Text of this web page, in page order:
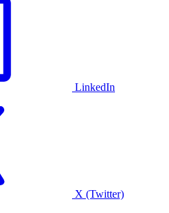
LinkedIn
X (Twitter)